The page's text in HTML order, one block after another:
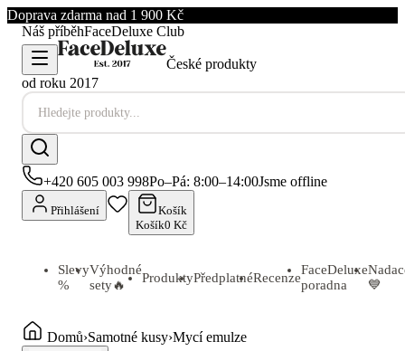
Doprava zdarma nad 1 900 Kč
Náš příběhFaceDeluxe Club
České produkty
od roku 2017
+420 605 003 998Po–Pá: 8:00–14:00Jsme offline
Přihlášení
Košík
Košík0 Kč
Slevy
%
Výhodné
sety🔥
ProduktyPředplatnéRecenze
FaceDeluxe
poradna
💙
Domů›Samotné kusy›Mycí emulze